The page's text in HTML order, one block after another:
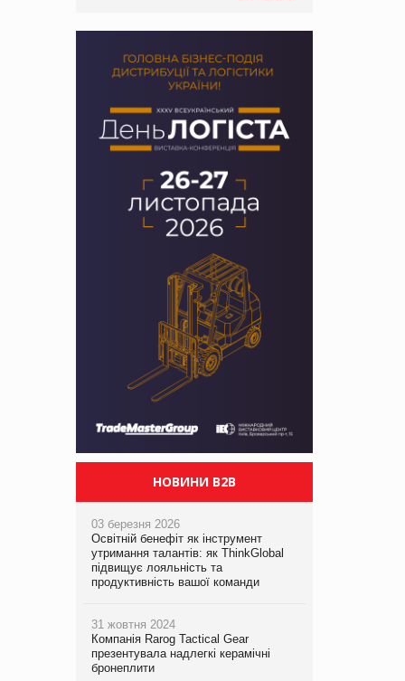
НОВИНИ B2B
03 березня 2026
Освітній бенефіт як інструмент
утримання талантів: як ThinkGlobal
підвищує лояльність та
продуктивність вашої команди
31 жовтня 2024
Компанія Rarog Tactical Gear
презентувала надлегкі керамічні
бронеплити